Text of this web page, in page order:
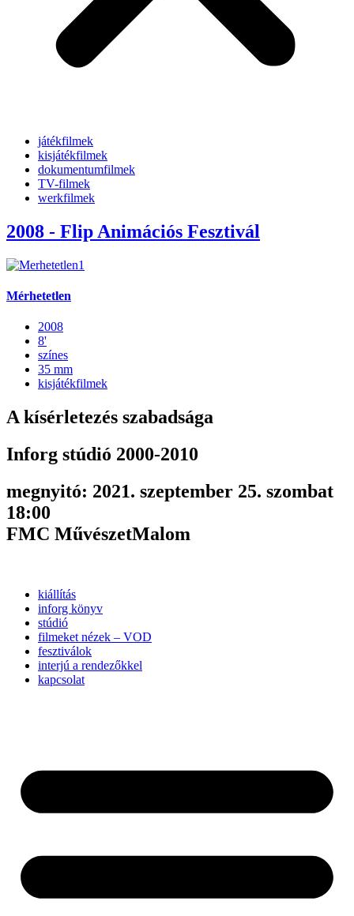
játékfilmek
kisjátékfilmek
dokumentumfilmek
TV-filmek
werkfilmek
2008 - Flip Animációs Fesztivál
Mérhetetlen
2008
8'
színes
35 mm
kisjátékfilmek
A kísérletezés szabadsága
Inforg stúdió 2000-2010
megnyitó: 2021. szeptember 25. szombat
18:00
FMC MűvészetMalom
kiállítás
inforg könyv
stúdió
filmeket nézek – VOD
fesztiválok
interjú a rendezőkkel
kapcsolat